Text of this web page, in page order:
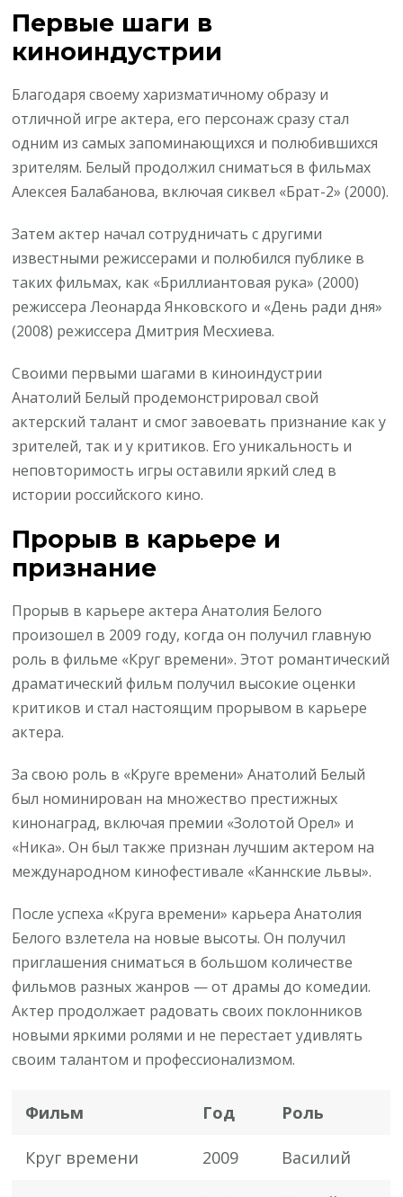
Первые шаги в
киноиндустрии
Благодаря своему харизматичному образу и
отличной игре актера, его персонаж сразу стал
одним из самых запоминающихся и полюбившихся
зрителям. Белый продолжил сниматься в фильмах
Алексея Балабанова, включая сиквел «Брат-2» (2000).
Затем актер начал сотрудничать с другими
известными режиссерами и полюбился публике в
таких фильмах, как «Бриллиантовая рука» (2000)
режиссера Леонарда Янковского и «День ради дня»
(2008) режиссера Дмитрия Месхиева.
Своими первыми шагами в киноиндустрии
Анатолий Белый продемонстрировал свой
актерский талант и смог завоевать признание как у
зрителей, так и у критиков. Его уникальность и
неповторимость игры оставили яркий след в
истории российского кино.
Прорыв в карьере и
признание
Прорыв в карьере актера Анатолия Белого
произошел в 2009 году, когда он получил главную
роль в фильме «Круг времени». Этот романтический
драматический фильм получил высокие оценки
критиков и стал настоящим прорывом в карьере
актера.
За свою роль в «Круге времени» Анатолий Белый
был номинирован на множество престижных
кинонаград, включая премии «Золотой Орел» и
«Ника». Он был также признан лучшим актером на
международном кинофестивале «Каннские львы».
После успеха «Круга времени» карьера Анатолия
Белого взлетела на новые высоты. Он получил
приглашения сниматься в большом количестве
фильмов разных жанров — от драмы до комедии.
Актер продолжает радовать своих поклонников
новыми яркими ролями и не перестает удивлять
своим талантом и профессионализмом.
Фильм Год Роль
Круг времени 2009 Василий